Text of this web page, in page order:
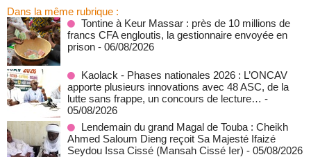
Dans la même rubrique :
Tontine à Keur Massar : près de 10 millions de
francs CFA engloutis, la gestionnaire envoyée en
prison - 06/08/2026
Kaolack - Phases nationales 2026 : L’ONCAV
apporte plusieurs innovations avec 48 ASC, de la
lutte sans frappe, un concours de lecture… -
05/08/2026
Lendemain du grand Magal de Touba : Cheikh
Ahmed Saloum Dieng reçoit Sa Majesté Ifaizé
Seydou Issa Cissé (Mansah Cissé Ier) - 05/08/2026